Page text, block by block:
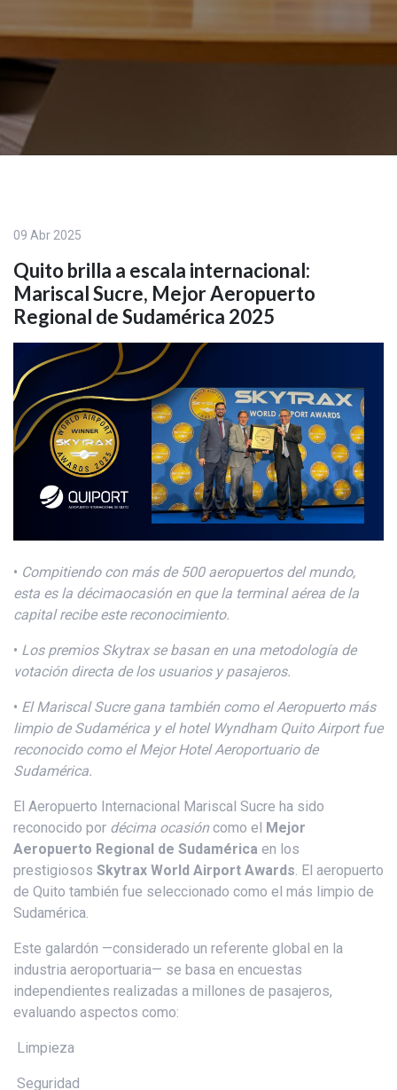
09 Abr 2025
Quito brilla a escala internacional:
Mariscal Sucre, Mejor Aeropuerto
Regional de Sudamérica 2025
• Compitiendo con más de 500 aeropuertosdel mundo,
esta es la décimaocasión en que la terminal aérea de la
capitalrecibe este reconocimiento.
• Los premiosSkytrax se basan en una metodología de
votación directa de los usuarios y pasajeros.
• El Mariscal Sucre gana también como elAeropuerto más
limpio de Sudamérica yelhotel Wyndham Quito Airport fue
reconocido como el Mejor Hotel Aeroportuario de
Sudamérica.
El Aeropuerto Internacional Mariscal Sucre ha sido
reconocido por décima ocasióncomo el Mejor
Aeropuerto Regional de Sudamérica en los
prestigiosos Skytrax World Airport Awards . El aeropuerto
de Quito también fue seleccionado como el más limpio de
Sudamérica.
Este galardón —considerado un referente global en la
industria aeroportuaria— se basa en encuestas
independientes realizadas a millones de pasajeros,
evaluando aspectos como:
Limpieza
Seguridad